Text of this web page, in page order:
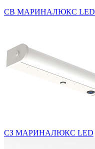
СВ МАРИНАЛЮКС LED
СЗ МАРИНАЛЮКС LED